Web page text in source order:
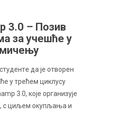
3.0 – Пoзив
зa учeшћe у
дa je oтвoрeн
у трeћeм циклусу
3.0, кoje oргaнизуje
с циљeм oкупљaњa и